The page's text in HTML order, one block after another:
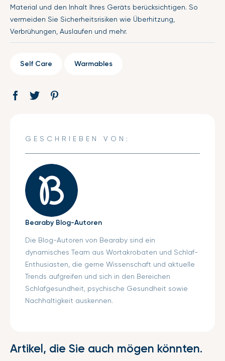
Material und den Inhalt Ihres Geräts berücksichtigen. So
vermeiden Sie Sicherheitsrisiken wie Überhitzung,
Verbrühungen, Auslaufen und mehr.
Self Care Warmables
Auf
Öffnet
Tweet
Öffnet
GESCHRIEBEN VON:
Bearaby Blog-Autoren
Die Blog-Autoren von Bearaby sind ein
dynamisches Team aus Wortakrobaten und Schlaf-
Enthusiasten, die gerne Wissenschaft und aktuelle
Trends aufgreifen und sich in den Bereichen
Schlafgesundheit, psychische Gesundheit sowie
Nachhaltigkeit auskennen.
Artikel, die Sie auch mögen könnten.